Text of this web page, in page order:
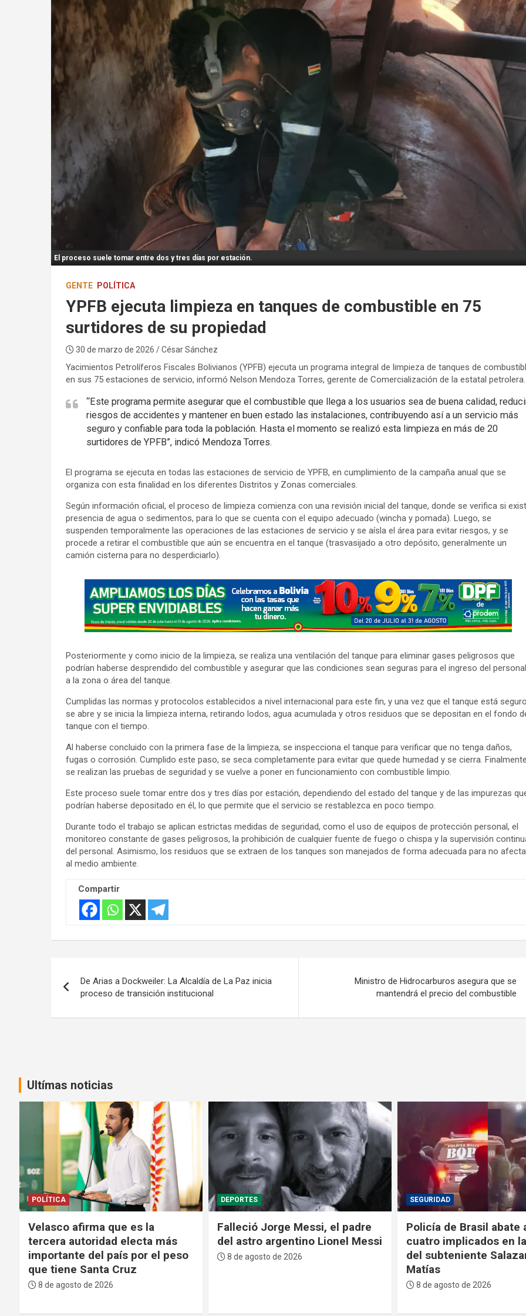
El proceso suele tomar entre dos y tres días por estación.
GENTE POLÍTICA
YPFB ejecuta limpieza en tanques de combustible en 75
surtidores de su propiedad
30 de marzo de 2026 / César Sánchez
Yacimientos Petrolíferos Fiscales Bolivianos (YPFB) ejecuta un programa integral de limpieza de tanques de
en sus 75 estaciones de servicio, informó Nelson Mendoza Torres, gerente de Comercialización de la estatal petrolera.
“Este programa permite asegurar que el combustible que llega a los usuarios sea de buena calidad,
riesgos de accidentes y mantener en buen estado las instalaciones, contribuyendo así a un servicio más
seguro y confiable para toda la población. Hasta el momento se realizó esta limpieza en más de 20
surtidores de YPFB”, indicó Mendoza Torres.
El programa se ejecuta en todas las estaciones de servicio de YPFB, en cumplimiento de la campaña anual que se
organiza con esta finalidad en los diferentes Distritos y Zonas comerciales.
Según información oficial, el proceso de limpieza comienza con una revisión inicial del tanque, donde se verifica si
presencia de agua o sedimentos, para lo que se cuenta con el equipo adecuado (wincha y pomada). Luego, se
suspenden temporalmente las operaciones de las estaciones de servicio y se aísla el área para evitar riesgos, y se
procede a retirar el combustible que aún se encuentra en el tanque (trasvasijado a otro depósito, generalmente un
camión cisterna para no desperdiciarlo).
t
i
e
m
n
t
Posteriormente y como inicio de la limpieza, se realiza una ventilación del tanque para eliminar gases peligrosos que
podrían haberse desprendido del combustible y asegurar que las condiciones sean seguras para el ingreso del personal
a la zona o área del tanque.
Cumplidas las normas y protocolos establecidos a nivel internacional para este fin, y una vez que el tanque está
se abre y se inicia la limpieza interna, retirando lodos, agua acumulada y otros residuos que se depositan en el fondo
tanque con el tiempo.
Al haberse concluido con la primera fase de la limpieza, se inspecciona el tanque para verificar que no tenga daños,
fugas o corrosión. Cumplido este paso, se seca completamente para evitar que quede humedad y se cierra.
se realizan las pruebas de seguridad y se vuelve a poner en funcionamiento con combustible limpio.
Este proceso suele tomar entre dos y tres días por estación, dependiendo del estado del tanque y de las impurezas
podrían haberse depositado en él, lo que permite que el servicio se restablezca en poco tiempo.
Durante todo el trabajo se aplican estrictas medidas de seguridad, como el uso de equipos de protección personal, el
monitoreo constante de gases peligrosos, la prohibición de cualquier fuente de fuego o chispa y la supervisión
del personal. Asimismo, los residuos que se extraen de los tanques son manejados de forma adecuada para no
al medio ambiente.
Compartir
de
entradas
De Arias a Dockweiler: La Alcaldía de La Paz inicia
proceso de transición institucional
Ministro de Hidrocarburos asegura que se
mantendrá el precio del combustible
Ultímas noticias
DEPORTES
Falleció Jorge Messi, el padre
del astro argentino Lionel Messi
8 de agosto de 2026
SEGURIDAD
Policía de Brasil abate a tiros a
cuatro implicados en la muerte
del subteniente Salazar en San
POLÍTICA
La Primera Dama
Sucre reconocimiento
descendiente de José
Serrano
7 de agosto de 2026